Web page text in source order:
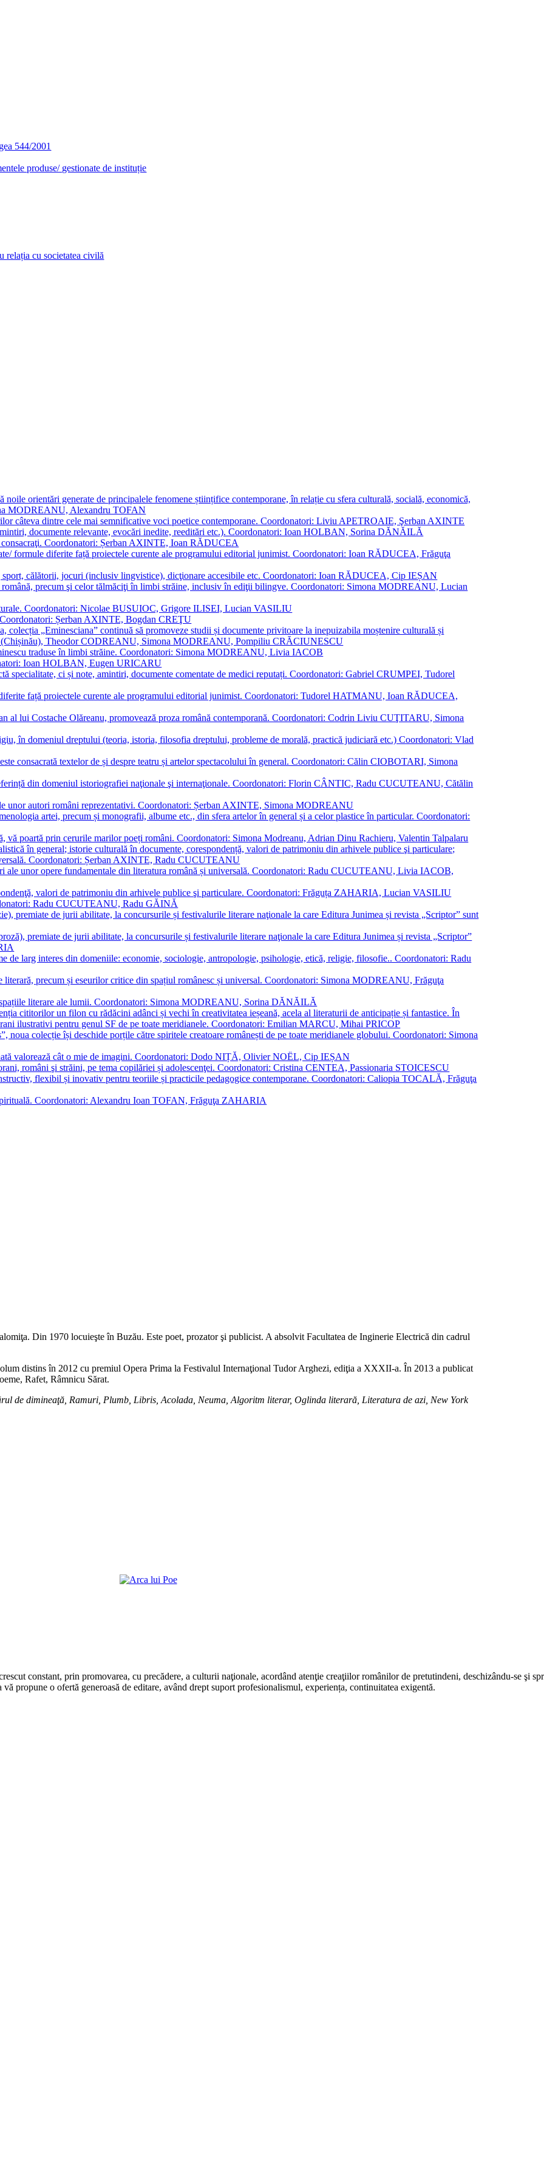
544/2001
produse/ gestionate de instituție
relația cu societatea civilă
noile orientări generate de principalele fenomene științifice contemporane, în relație cu sfera culturală, socială, economică,
MODREANU, Alexandru TOFAN
câteva dintre cele mai semnificative voci poetice contemporane. Coordonatori: Liviu APETROAIE, Şerban AXINTE
documente relevante, evocări inedite, reeditări etc.). Coordonatori: Ioan HOLBAN, Sorina DĂNĂILĂ
Coordonatori: Șerban AXINTE, Ioan RĂDUCEA
formule diferite față proiectele curente ale programului editorial junimist. Coordonatori: Ioan RĂDUCEA, Frăguţa
sport, călătorii, jocuri (inclusiv lingvistice), dicţionare accesibile etc. Coordonatori: Ioan RĂDUCEA, Cip IEȘAN
română, precum şi celor tălmăciţi în limbi străine, inclusiv în ediţii bilingve. Coordonatori: Simona MODREANU, Lucian
Coordonatori: Nicolae BUSUIOC, Grigore ILISEI, Lucian VASILIU
Șerban AXINTE, Bogdan CREŢU
colecția „Eminesciana” continuă să promoveze studii și documente privitoare la inepuizabila moștenire culturală și
Theodor CODREANU, Simona MODREANU, Pompiliu CRĂCIUNESCU
traduse în limbi străine. Coordonatori: Simona MODREANU, Livia IACOB
Ioan HOLBAN, Eugen URICARU
specialitate, ci și note, amintiri, documente comentate de medici reputați. Coordonatori: Gabriel CRUMPEI, Tudorel
față proiectele curente ale programului editorial junimist. Coordonatori: Tudorel HATMANU, Ioan RĂDUCEA,
al lui Costache Olăreanu, promovează proza română contemporană. Coordonatori: Codrin Liviu CUŢITARU, Simona
în domeniul dreptului (teoria, istoria, filosofia dreptului, probleme de morală, practică judiciară etc.) Coordonatori: Vlad
consacrată textelor de și despre teatru și artelor spectacolului în general. Coordonatori: Călin CIOBOTARI, Simona
din domeniul istoriografiei naţionale şi internaţionale. Coordonatori: Florin CÂNTIC, Radu CUCUTEANU, Cătălin
unor autori români reprezentativi. Coordonatori: Șerban AXINTE, Simona MODREANU
artei, precum și monografii, albume etc., din sfera artelor în general și a celor plastice în particular. Coordonatori:
vă poartă prin cerurile marilor poeți români. Coordonatori: Simona Modreanu, Adrian Dinu Rachieru, Valentin Talpalaru
în general; istorie culturală în documente, corespondență, valori de patrimoniu din arhivele publice şi particulare;
Coordonatori: Șerban AXINTE, Radu CUCUTEANU
ale unor opere fundamentale din literatura română și universală. Coordonatori: Radu CUCUTEANU, Livia IACOB,
valori de patrimoniu din arhivele publice şi particulare. Coordonatori: Frăguța ZAHARIA, Lucian VASILIU
Radu CUCUTEANU, Radu GĂINĂ
premiate de jurii abilitate, la concursurile și festivalurile literare naţionale la care Editura Junimea și revista „Scriptor” sunt
premiate de jurii abilitate, la concursurile și festivalurile literare naţionale la care Editura Junimea și revista „Scriptor”
de larg interes din domeniile: economie, sociologie, antropologie, psihologie, etică, religie, filosofie.. Coordonatori: Radu
literară, precum și eseurilor critice din spațiul românesc și universal. Coordonatori: Simona MODREANU, Frăguţa
literare ale lumii. Coordonatori: Simona MODREANU, Sorina DĂNĂILĂ
cititorilor un filon cu rădăcini adânci și vechi în creativitatea ieșeană, acela al literaturii de anticipație și fantastice. În
ilustrativi pentru genul SF de pe toate meridianele. Coordonatori: Emilian MARCU, Mihai PRICOP
noua colecție își deschide porțile către spiritele creatoare românești de pe toate meridianele globului. Coordonatori: Simona
valorează cât o mie de imagini. Coordonatori: Dodo NIȚĂ, Olivier NOËL, Cip IEȘAN
români şi străini, pe tema copilăriei și adolescenţei. Coordonatori: Cristina CENTEA, Passionaria STOICESCU
flexibil și inovativ pentru teoriile și practicile pedagogice contemporane. Coordonatori: Caliopia TOCALĂ, Frăguţa
Coordonatori: Alexandru Ioan TOFAN, Frăguţa ZAHARIA
Din 1970 locuieşte în Buzău. Este poet, prozator şi publicist. A absolvit Facultatea de Inginerie Electrică din cadrul
distins în 2012 cu premiul Opera Prima la Festivalul Internaţional Tudor Arghezi, ediţia a XXXII-a. În 2013 a publicat
Rafet, Râmnicu Sărat.
de dimineaţă, Ramuri, Plumb, Libris, Acolada, Neuma, Algoritm literar, Oglinda literară, Literatura de azi, New York
constant, prin promovarea, cu precădere, a culturii naţionale, acordând atenţie creaţiilor românilor de pretutindeni, deschizându-se şi
propune o ofertă generoasă de editare, având drept suport profesionalismul, experiența, continuitatea exigentă.